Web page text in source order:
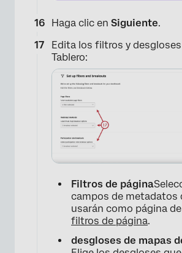
Haga clic en Siguiente.
Edita los filtros y
Tablero:
Filtros de página
campos de metadatos
usarán como página
filtros de página.
desgloses de mapas